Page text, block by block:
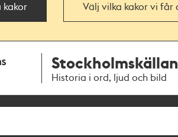
kakor Välj vilka kakor vi får
Stockholmskällan
Historia i ord, ljud och bild